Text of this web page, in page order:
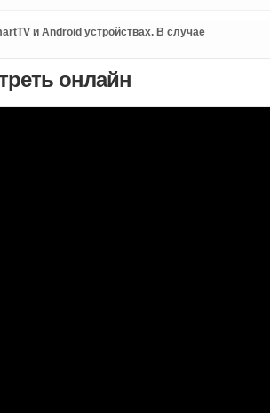
и Android устройствах. В случае
онлайн